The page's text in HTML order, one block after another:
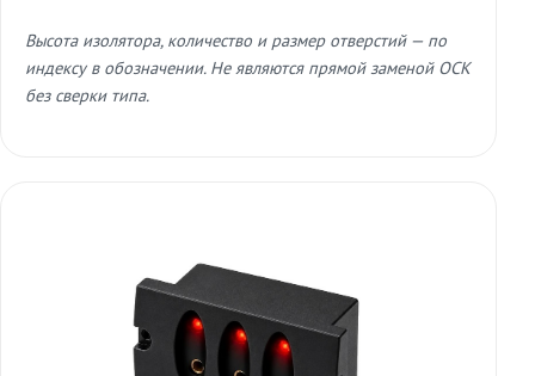
Высота изолятора, количество и размер отверстий — по
индексу в обозначении. Не являются прямой заменой ОСК
без сверки типа.